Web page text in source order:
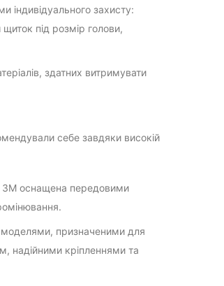
індивідуального захисту:
під розмір голови,
здатних витримувати
себе завдяки високій
3M оснащена передовими
призначеними для
надійними кріпленнями та